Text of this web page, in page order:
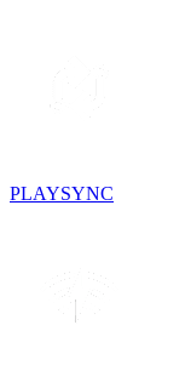
PLAYSYNC